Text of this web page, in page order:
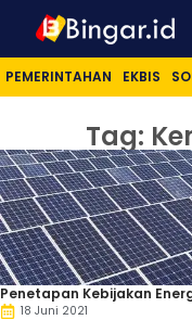
PEMERINTAHAN EKBIS
Tag:
Penetapan Kebijakan
18 Juni 2021